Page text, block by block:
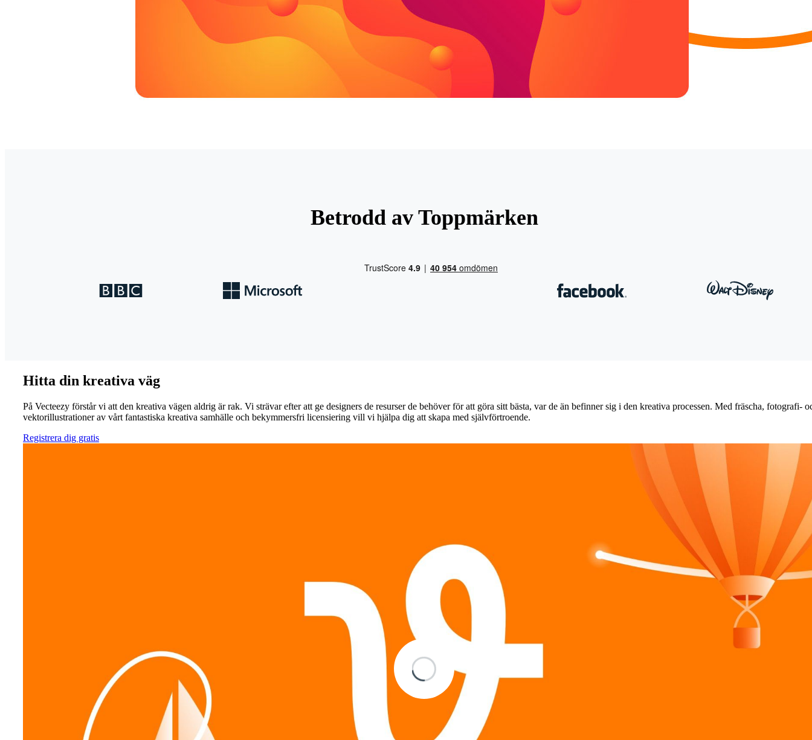
Betrodd av Toppmärken
Hitta din kreativa väg
På Vecteezy förstår vi att den kreativa vägen aldrig är rak. Vi strävar efter att ge designers de resurser de behöver för att göra sitt bästa, var de än befinner sig i den kreativa processen. Med fräscha, fotografi-
vektorillustrationer av vårt fantastiska kreativa samhälle och bekymmersfri licensiering vill vi hjälpa dig att skapa med självförtroende.
Registrera dig gratis